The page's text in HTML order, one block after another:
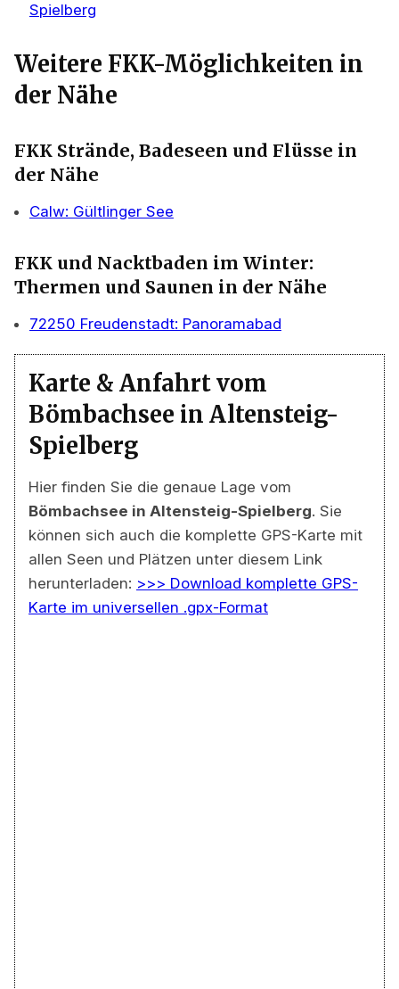
Spielberg
Weitere FKK-Möglichkeiten in
der Nähe
FKK Strände, Badeseen und Flüsse in
der Nähe
Calw: Gültlinger See
FKK und Nacktbaden im Winter:
Thermen und Saunen in der Nähe
72250 Freudenstadt: Panoramabad
Karte & Anfahrt vom
Bömbachsee in Altensteig-
Spielberg
Hier finden Sie die genaue Lage vom
Bömbachsee in Altensteig-Spielberg. Sie
können sich auch die komplette GPS-Karte mit
allen Seen und Plätzen unter diesem Link
herunterladen: >>> Download komplette GPS-
Karte im universellen .gpx-Format